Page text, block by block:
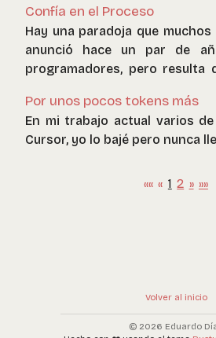
Confía en el Proceso
Hay una paradoja que
anunció hace un par de
programadores, pero resulta
profesionales.
Por unos pocos tokens más
En mi trabajo actual varios
Cursor, yo lo bajé pero nunca
«« « 1 2 » »»
Volver al inicio
© 2026 Eduardo